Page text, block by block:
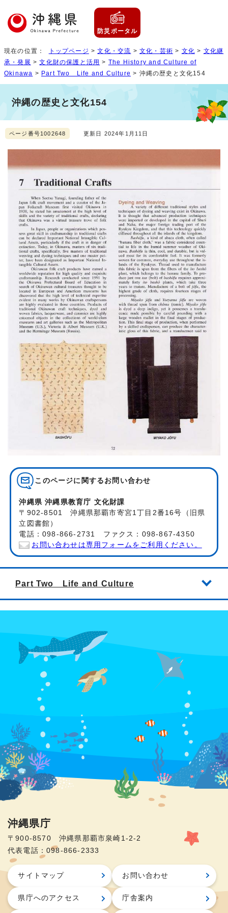
防災ポータル
現在の位置： トップページ >文化・交流 >文化・芸術 > 文化 > 文化継
承・発展 >文化財の保護と活用 > The History and Culture of
Okinawa > Part Two Life and Culture > 沖縄の歴史と文化154
沖縄の歴史と文化154
ページ番号1002648 更新日 2024年1月11日
このページに関する お問い合わせ
沖縄県 沖縄県教育庁 文化財課
〒902-8501 沖縄県那覇市寄宮1丁目2番16号（旧県
立図書館）
電話：098-866-2731 ファクス：098-867-4350
お問い合わせは専用フォームをご利用ください。
Part Two Life and Culture
沖縄県庁
〒900-8570 沖縄県那覇市泉崎1-2-2
代表電話：098-866-2333
サイトマップ お問い合わせ
県庁へのアクセス 庁舎案内